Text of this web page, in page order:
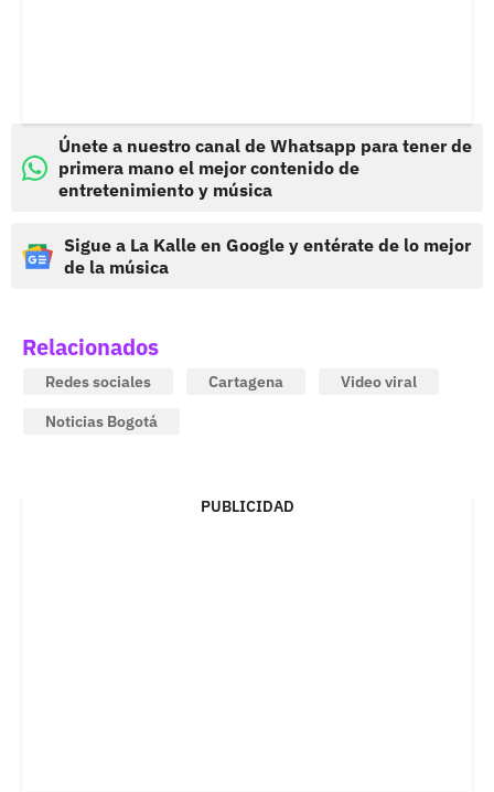
Únete a nuestro canal de Whatsapp para tener de
primera mano el mejor contenido de
entretenimiento y música
Sigue a La Kalle en Google y entérate de lo mejor
de la música
Relacionados
Redes sociales Cartagena
Video viral
Noticias Bogotá
PUBLICIDAD